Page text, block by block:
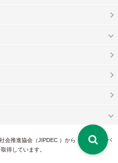
会推進協会（JIPDEC ）から 、「 プライバ
得しています。